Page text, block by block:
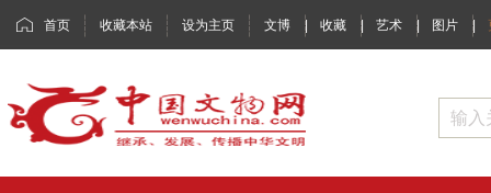
首页 收藏本站 设为主页 文博 | 收藏 | 艺术 | 图片 |